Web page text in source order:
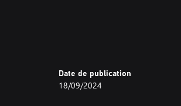
a été repensée pour encore plus de
Date de publication
18/09/2024